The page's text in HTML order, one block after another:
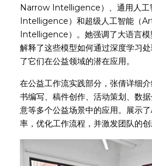
Narrow Intelligence）、通用人
Intelligence）和超级人工智能（
Intelligence）。她强调了大语言模
解释了这些模型如何通过深度学习
了它们在公益领域的潜在应用。
在公益工作流实践部分，张倩详细
书编写、稿件创作、活动策划、数
意等多个公益场景中的应用。展示
率，优化工作流程，并激发团队的创